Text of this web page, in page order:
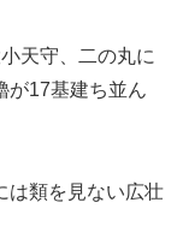
天守、二の丸に
が17基建ち並ん
は類を見ない広壮